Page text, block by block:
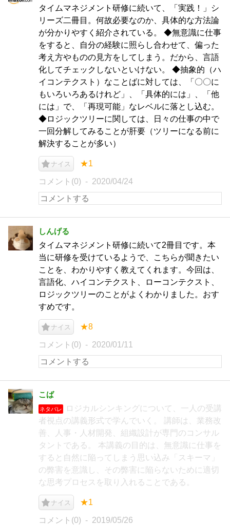
タイムマネジメント研修に続いて、「実践！」シ
リーズ二冊目。何故必要なのか、具体的な方法論
が分かりやすく紹介されている。 ◆無意識に仕事
をすると、自分の経験に照らし合わせて、偏った
考え方やものの見方をしてしまう。だから、言語
化してチェックしないといけない。 ◆抽象的（ハ
イコンテクスト）なことばに対しては、「〇〇に
もいろいろあるけれど」、「具体的には」、「他
には」で、「再現可能」なレベルに落とし込む。
◆ロジックツリーに関しては、日々の仕事の中で
一回分解してみることが肝要（ツリーになる前に
解決することが多い）
ナイス ★1
コメント(0) 2020/04/24
しんげる
タイムマネジメント研修に続いて2冊目です。本
当に研修を受けているようで、こちらが聞きたい
ことを、わかりやすく教えてくれます。今回は、
言語化、ハイコンテクスト、ローコンテクスト、
ロジックツリーのことがよくわかりました。おす
すめです。
ナイス ★8
コメント(0) 2020/01/11
こば
ネタバレ
ロジカルシンキングについて、一人の受講
者視点の講義形式で学んでいく。 講師は、業務改
善、人事・人材開発、組織設計が専門のコンサル
タントである。 本講義の目的は、無意識に仕事を
すると自然に陥ってしまう思い込み「スキーマ」
の弊害を意識し、その弊害に陥らないために適切
な思考プロセスを取り入れることである。
ナイス ★1
コメント(0) 2019/05/26